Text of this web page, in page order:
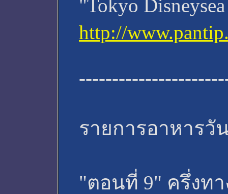
"Tokyo
http://
รายการอาหาร
"ตอนที่ 9" ครึ่งท